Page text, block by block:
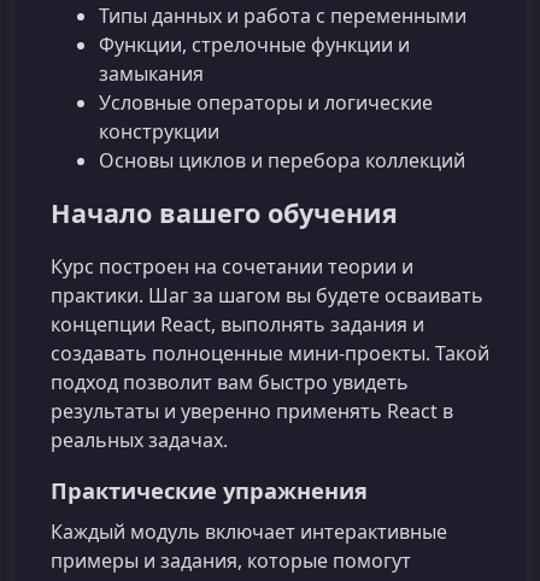
Типы данных и работа с переменными
Функции, стрелочные функции и
замыкания
Условные операторы и логические
конструкции
Основы циклов и перебора коллекций
Начало вашего обучения
Курс построен на сочетании теории и
практики. Шаг за шагом вы будете осваивать
концепции React, выполнять задания и
создавать полноценные мини‑проекты. Такой
подход позволит вам быстро увидеть
результаты и уверенно применять React в
реальных задачах.
Практические упражнения
Каждый модуль включает интерактивные
примеры и задания, которые помогут